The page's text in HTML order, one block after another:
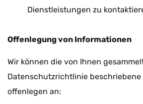
Dienstleistungen zu
Offenlegung von Informationen
Wir können die von Ihnen
Datenschutzrichtlinie
offenlegen an: